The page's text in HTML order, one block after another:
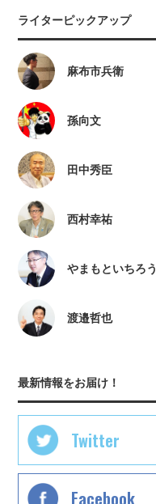
ライターピックアップ
麻布市兵衛
孫向文
田中秀臣
西村幸祐
やまもといちろう
渡邉哲也
最新情報をお届け！
Twitter
Facebook